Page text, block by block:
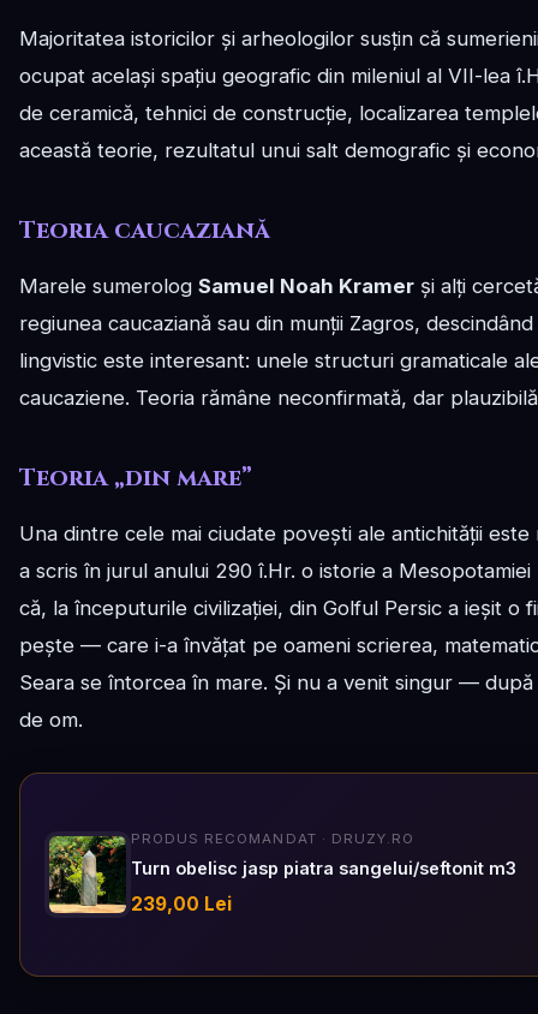
Majoritatea istoricilor și arheologilor susțin că
ocupat același spațiu geografic din mileniul al VII-lea
de ceramică, tehnici de construcție, localizarea
această teorie, rezultatul unui salt demografic și
Teoria caucaziană
Marele sumerolog Samuel Noah Kramer și alți
regiunea caucaziană sau din munții Zagros,
lingvistic este interesant: unele structuri gramaticale
caucaziene. Teoria rămâne neconfirmată, dar
Teoria „din mare”
Una dintre cele mai ciudate povești ale antichității
a scris în jurul anului 290 î.Hr. o istorie a
că, la începuturile civilizației, din Golful Persic a ieșit o
pește — care i-a învățat pe oameni scrierea,
Seara se întorcea în mare. Și nu a venit singur —
de om.
PRODUS RECOMANDAT · DRUZY.RO
Turn obelisc jasp piatra sangelui/seftonit m3
239,00 Lei